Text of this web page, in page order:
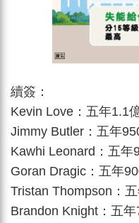
續簽：
Kevin Love：五年1.1
Jimmy Butler：五年
Kawhi Leonard：五年
Goran Dragic：五年
Tristan Thompson：
Brandon Knight：五